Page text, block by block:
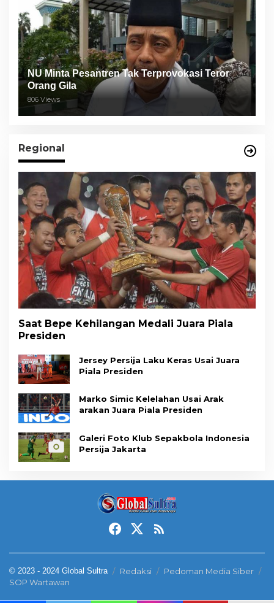
NU Minta Pesantren Tak Terprovokasi Teror
Orang Gila
806 Views
Regional
Saat Bepe Kehilangan Medali Juara Piala
Presiden
Jersey Persija Laku Keras Usai Juara
Piala Presiden
Marko Simic Kelelahan Usai Arak
arakan Juara Piala Presiden
Galeri Foto Klub Sepakbola Indonesia
Persija Jakarta
© 2023 - 2024 Global Sultra Redaksi
Pedoman Media Siber
SOP Wartawan